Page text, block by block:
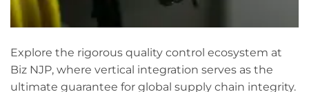
Explore the rigorous quality control ecosystem at
Biz NJP, where vertical integration serves as the
ultimate guarantee for global supply chain integrity.